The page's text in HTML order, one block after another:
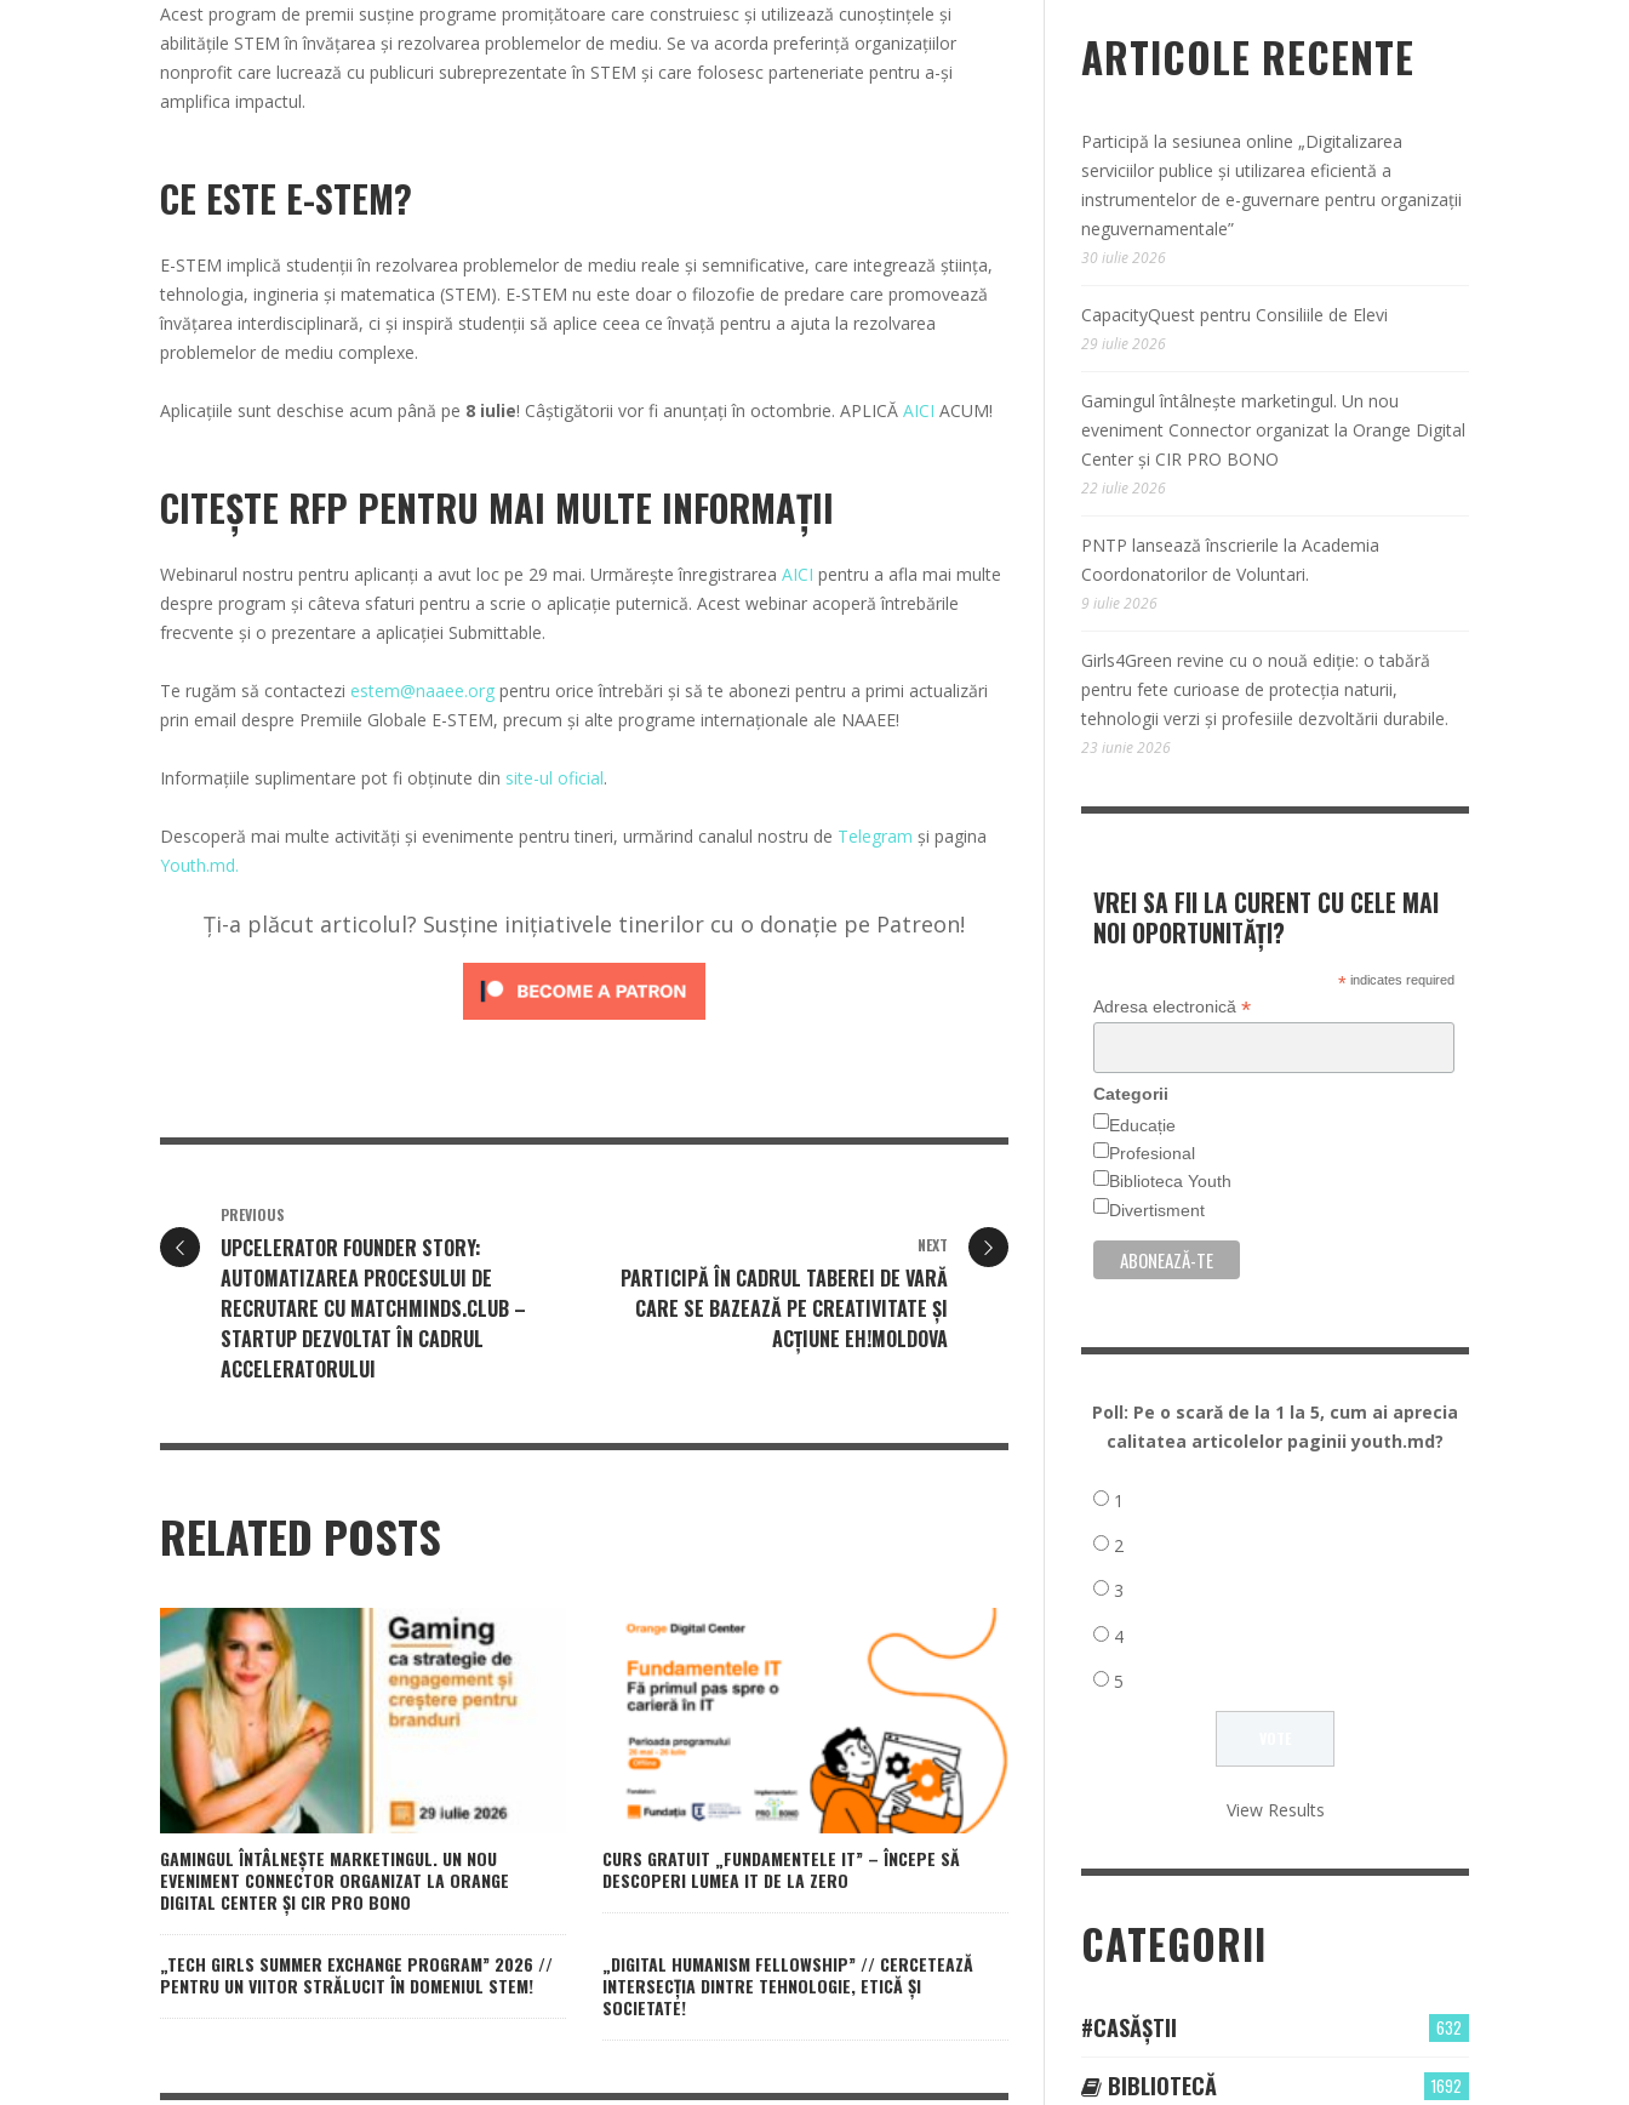
Acest program de premii susține programe promițătoare care construiesc și utilizează cunoștințele și
abilitățile STEM în învățarea și rezolvarea problemelor de mediu. Se va acorda preferință organizațiilor
nonprofit care lucrează cu publicuri subreprezentate în STEM și care folosesc parteneriate pentru a-și
amplifica impactul.
CE ESTE E-STEM?
E-STEM implică studenții în rezolvarea problemelor de mediu reale și semnificative, care integrează știința,
tehnologia, ingineria și matematica (STEM). E-STEM nu este doar o filozofie de predare care promovează
învățarea interdisciplinară, ci și inspiră studenții să aplice ceea ce învață pentru a ajuta la rezolvarea
problemelor de mediu complexe.
Aplicațiile sunt deschise acum până pe 8 iulie! Câștigătorii vor fi anunțați în octombrie. APLICĂ AICI ACUM!
CITEȘTE RFP PENTRU MAI MULTE INFORMAȚII
Webinarul nostru pentru aplicanți a avut loc pe 29 mai. Urmărește înregistrarea AICI pentru a afla mai multe
despre program și câteva sfaturi pentru a scrie o aplicație puternică. Acest webinar acoperă întrebările
frecvente și o prezentare a aplicației Submittable.
Te rugăm să contactezi estem@naaee.org pentru orice întrebări și să te abonezi pentru a primi actualizări
prin email despre Premiile Globale E-STEM, precum și alte programe internaționale ale NAAEE!
Informațiile suplimentare pot fi obținute din site-ul oficial.
Descoperă mai multe activități și evenimente pentru tineri, urmărind canalul nostru de Telegram și pagina
Youth.md.
Ți-a plăcut articolul? Susține inițiativele tinerilor cu o donație pe Patreon!
PREVIOUS
UPCELERATOR FOUNDER STORY:
AUTOMATIZAREA PROCESULUI DE
RECRUTARE CU MATCHMINDS.CLUB –
STARTUP DEZVOLTAT ÎN CADRUL
ACCELERATORULUI
NEXT
PARTICIPĂ ÎN CADRUL TABEREI DE VARĂ
CARE SE BAZEAZĂ PE CREATIVITATE ȘI
ACȚIUNE EH!MOLDOVA
RELATED POSTS
GAMINGUL ÎNTÂLNEȘTE MARKETINGUL. UN NOU
EVENIMENT CONNECTOR ORGANIZAT LA ORANGE
DIGITAL CENTER ȘI CIR PRO BONO
CURS GRATUIT „FUNDAMENTELE IT” – ÎNCEPE SĂ
DESCOPERI LUMEA IT DE LA ZERO
„TECH GIRLS SUMMER EXCHANGE PROGRAM” 2026 //
PENTRU UN VIITOR STRĂLUCIT ÎN DOMENIUL STEM!
„DIGITAL HUMANISM FELLOWSHIP” // CERCETEAZĂ
INTERSECȚIA DINTRE TEHNOLOGIE, ETICĂ ȘI
SOCIETATE!
ARTICOLE RECENTE
Participă la sesiunea online „Digitalizarea
serviciilor publice și utilizarea eficientă a
instrumentelor de e-guvernare pentru organizații
neguvernamentale”
30 iulie 2026
CapacityQuest pentru Consiliile de Elevi
29 iulie 2026
Gamingul întâlnește marketingul. Un nou
eveniment Connector organizat la Orange Digital
Center și CIR PRO BONO
22 iulie 2026
PNTP lansează înscrierile la Academia
Coordonatorilor de Voluntari.
9 iulie 2026
Girls4Green revine cu o nouă ediție: o tabără
pentru fete curioase de protecția naturii,
tehnologii verzi și profesiile dezvoltării durabile.
23 iunie 2026
VREI SA FII LA CURENT CU CELE MAI
NOI OPORTUNITĂȚI?
*indicates required
Adresa electronică *
Categorii
Educație
Profesional
Biblioteca Youth
Divertisment
Poll: Pe o scară de la 1 la 5, cum ai aprecia
calitatea articolelor paginii youth.md?
1
2
3
4
5
View Results
CATEGORII
632
#CASĂȘTII
1692
BIBLIOTECĂ